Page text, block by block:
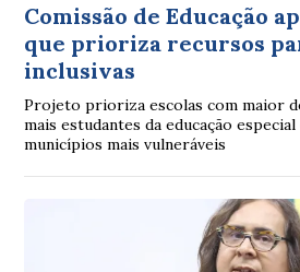
Comissão de Educação
que prioriza recursos
inclusivas
Projeto prioriza escolas com maior
mais estudantes da educação
municípios mais vulneráveis